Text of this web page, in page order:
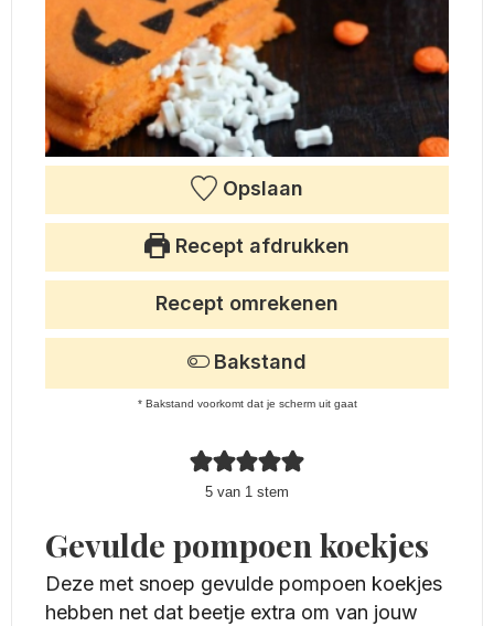
Opslaan
Recept afdrukken
5 van 1 stem
Recept omrekenen
Bakstand
* Bakstand voorkomt dat je scherm uit gaat
Gevulde pompoen koekjes
Deze met snoep gevulde pompoen koekjes
hebben net dat beetje extra om van jouw